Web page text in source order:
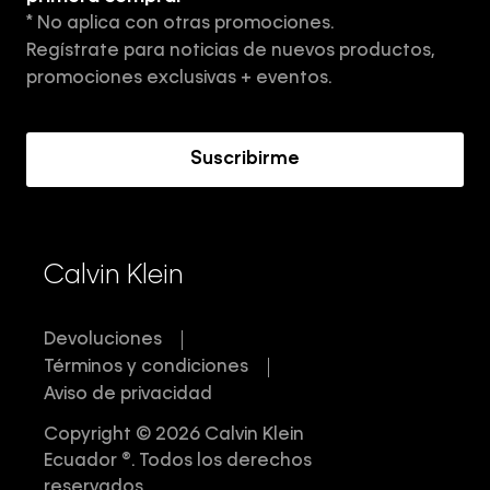
Aviso de privacidad
Términos y Condiciones
* No aplica con otras promociones.
Regístrate para noticias de nuevos productos,
promociones exclusivas + eventos.
Suscribirme
Calvin Klein
Devoluciones
Términos y condiciones
Aviso de privacidad
Copyright © 2026 Calvin Klein
Ecuador ®. Todos los derechos